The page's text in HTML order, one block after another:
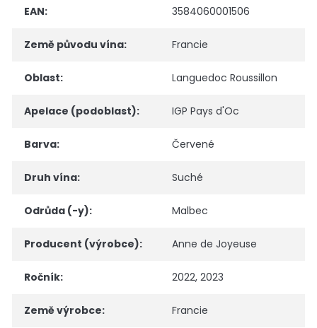
EAN: 3584060001506
Země původu vína: Francie
Oblast: Languedoc Roussillon
Apelace (podoblast): IGP Pays d'Oc
Barva: Červené
Druh vína: Suché
Odrůda (-y): Malbec
Producent (výrobce): Anne de Joyeuse
Ročník: 2022, 2023
Země výrobce: Francie